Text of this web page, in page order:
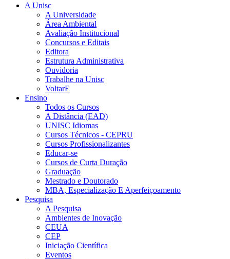
A Unisc
A Universidade
Área Ambiental
Avaliação Institucional
Concursos e Editais
Editora
Estrutura Administrativa
Ouvidoria
Trabalhe na Unisc
VoltarE
Ensino
Todos os Cursos
A Distância (EAD)
UNISC Idiomas
Cursos Técnicos - CEPRU
Cursos Profissionalizantes
Educar-se
Cursos de Curta Duração
Graduação
Mestrado e Doutorado
MBA, Especialização E Aperfeiçoamento
Pesquisa
A Pesquisa
Ambientes de Inovação
CEUA
CEP
Iniciação Científica
Eventos